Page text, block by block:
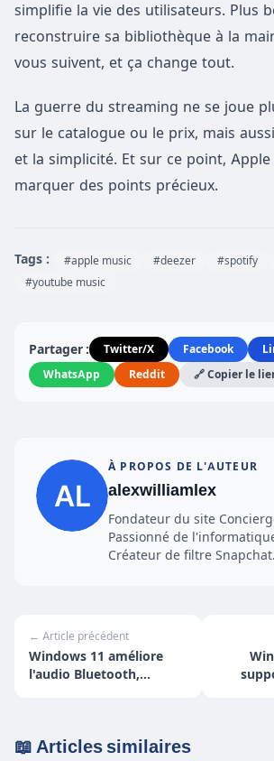
simplifie la vie des utilisateurs. Plus
reconstruire sa bibliothèque à la
vous suivent, et ça change tout.
La guerre du streaming ne se joue
sur le catalogue ou le prix, mais
et la simplicité. Et sur ce point,
marquer des points précieux.
Tags : #apple music #deezer #spotify
#youtube music
Partager : Twitter/X Facebook
WhatsApp
Reddit 🔗 Copier le
À PROPOS DE L'AUTEUR
alexwilliamlex
Fondateur du site
Passionné de
Créateur de filtre Snapchat.
← Article précédent
Windows 11 améliore
l'audio Bluetooth,
📖 Articles similaires